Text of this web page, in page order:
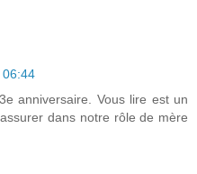
06:44
anniversaire. Vous lire est un
dans notre rôle de mère